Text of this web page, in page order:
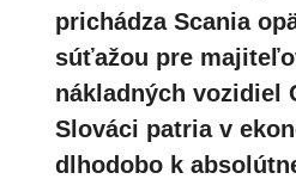
prichádza Scania
súťažou pre
nákladných vozidiel
Slováci patria v
dlhodobo k